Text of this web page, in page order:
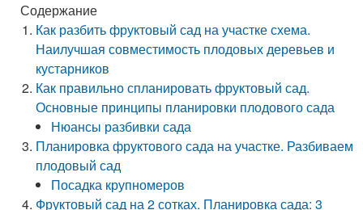
Содержание
Как разбить фруктовый сад на участке схема.
Наилучшая совместимость плодовых деревьев и
кустарников
Как правильно спланировать фруктовый сад.
Основные принципы планировки плодового сада
Нюансы разбивки сада
Планировка фруктового сада на участке. Разбиваем
плодовый сад
Посадка крупномеров
Фруктовый сад на 2 сотках. Планировка сада: 3